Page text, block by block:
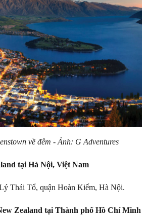
về đêm - Ảnh: G Adventures
tại Hà Nội, Việt Nam
Thái Tổ, quận Hoàn Kiếm, Hà Nội.
Zealand tại Thành phố Hồ Chí Minh